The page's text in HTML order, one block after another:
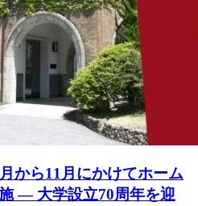
から11月にかけてホーム
— 大学設立70周年を迎